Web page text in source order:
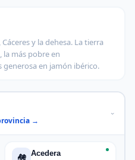
y la dehesa. La tierra
la más pobre en
generosa en jamón ibérico.
→
›
🏘️ Acedera